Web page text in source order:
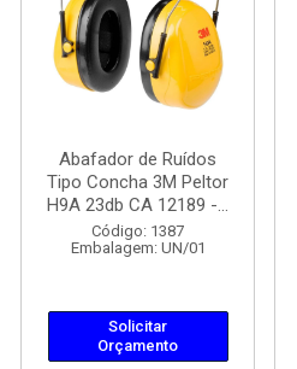
Abafador de Ruídos
Tipo Concha 3M Peltor
H9A 23db CA 12189 -...
Código: 1387
Embalagem: UN/01
Solicitar
Orçamento